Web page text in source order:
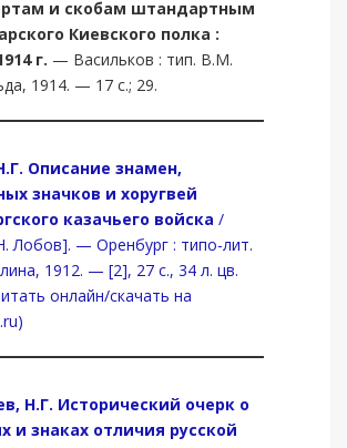
и скобам штандартным
Киевского полка :
г. — Васильков : тип. В.М.
1914. — 17 с.; 29.
Описание знамен,
значков и хоругвей
казачьего войска /
Лобов]. — Оренбург : типо-лит.
1912. — [2], 27 с., 34 л. цв.
онлайн/скачать на
Н.Г. Исторический очерк о
и знаках отличия русской